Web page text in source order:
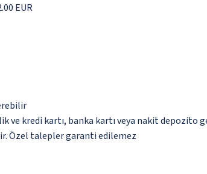
EUR
kredi kartı, banka kartı veya nakit depozito
Özel talepler garanti edilemez